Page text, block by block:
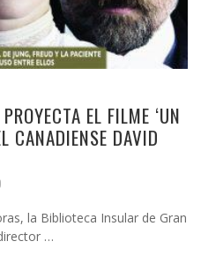
EL FILME ‘UN
CANADIENSE DAVID
la Biblioteca Insular de Gran
…